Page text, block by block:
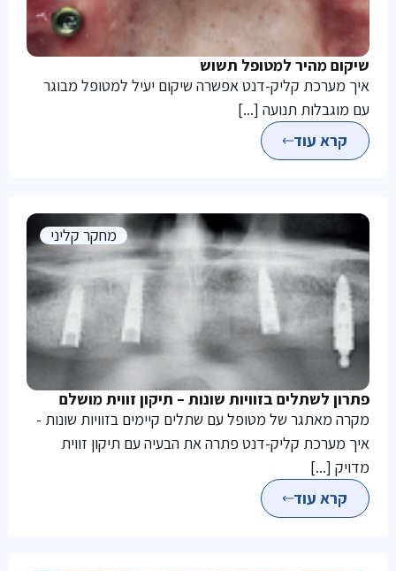
שיקום מהיר למטופל תשוש
איך מערכת קליק-דנט אפשרה שיקום יעיל למטופל מבוגר
עם מוגבלות תנועה [...]
קרא עוד
מחקר קליני
פתרון לשתלים בזוויות שונות – תיקון זווית מושלם
מקרה מאתגר של מטופל עם שתלים קיימים בזוויות שונות -
איך מערכת קליק-דנט פתרה את הבעיה עם תיקון זווית
מדויק [...]
קרא עוד